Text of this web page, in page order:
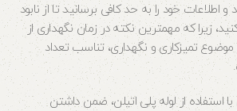
اطلاعات خود را به حد کافی برسانید تا از نابود
زیرا که مهمترین نکته در زمان نگهداری از
موضوع تمیزکاری و نگهداری، تناسب تعداد
استفاده از لوله پلی اتیلن، ضمن داشتن